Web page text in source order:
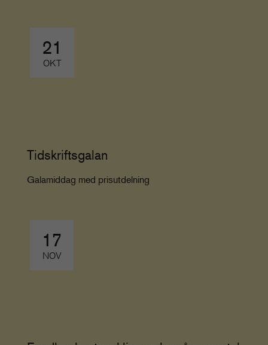
21
OKT
Tidskriftsgalan
Galamiddag med prisutdelning
17
NOV